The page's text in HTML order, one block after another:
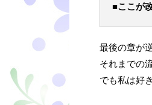
■ここが
最後の章が
それまでの
でも私は好